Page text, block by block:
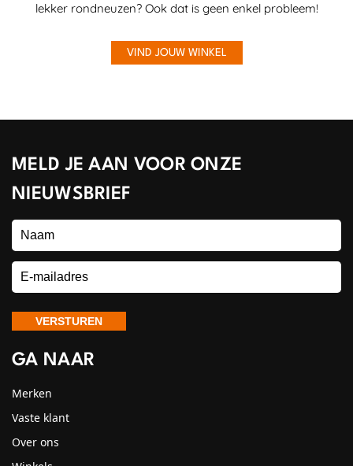
lekker rondneuzen? Ook dat is geen enkel probleem!
VIND JOUW WINKEL
MELD JE AAN VOOR ONZE
NIEUWSBRIEF
GA NAAR
Merken
Vaste klant
Over ons